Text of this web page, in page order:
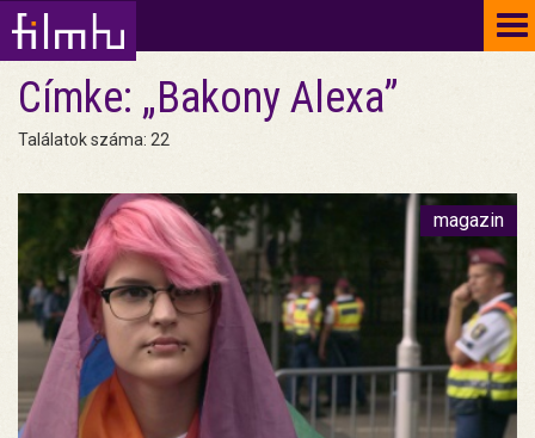
Címke: „Bakony Alexa”
Találatok száma: 22
magazin